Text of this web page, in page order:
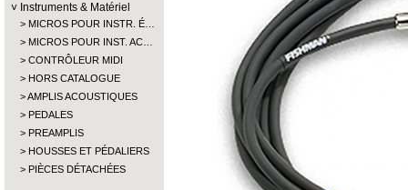
Instruments & Matériel
MICROS POUR INSTR. É…
MICROS POUR INST. AC…
CONTRÔLEUR MIDI
HORS CATALOGUE
AMPLIS ACOUSTIQUES
PEDALES
PREAMPLIS
HOUSSES ET PÉDALIERS
PIÈCES DÉTACHÉES